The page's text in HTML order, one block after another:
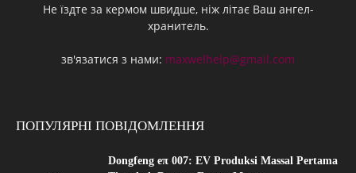
Не їздте за кермом швидше, ніж літає Ваш ангел-
хранитель.
зв'язатися з нами: maxwelhelp@gmail.com
ПОПУЛЯРНІ ПОВІДОМЛЕННЯ
Dongfeng eπ 007: EV Produksi Massal Pertama